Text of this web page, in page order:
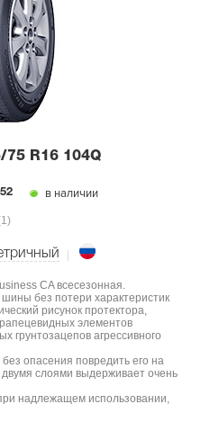
75 R16 104Q
в наличии
CA всесезонная.
без потери характеристик
рисунок протектора,
элементов
грунтозацепов агрессивного
опасения повредить его на
слоями выдерживает очень
надлежащем использовании,